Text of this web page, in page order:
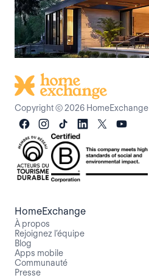
Copyright © 2026 HomeExchange
HomeExchange
À propos
Rejoignez l’équipe
Blog
Apps mobile
Communauté
Presse